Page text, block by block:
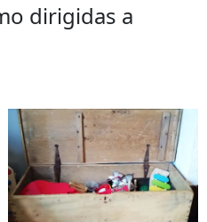
dirigidas a